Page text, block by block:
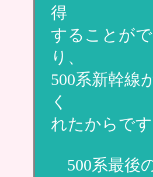
得
することが
り、
500系新幹線
く
れたからで
500系最後